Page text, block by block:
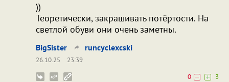
))
Теоретически, закрашивать потёртости. На
светлой обуви они очень заметны.
BigSister runcyclexcski
26.10.25
23:39
0
3